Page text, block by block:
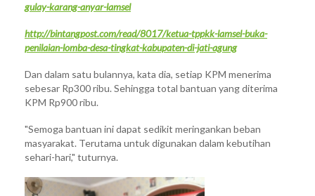
gulay-karang-anyar-lamsel
http://bintangpost.com/read/8017/ketua-tppkk-lamsel-buka-
penilaian-lomba-desa-tingkat-kabupaten-di-jati-agung
Dan dalam satu bulannya, kata dia, setiap KPM menerima
sebesar Rp300 ribu. Sehingga total bantuan yang diterima
KPM Rp900 ribu.
"Semoga bantuan ini dapat sedikit meringankan beban
masyarakat. Terutama untuk digunakan dalam kebutihan
sehari-hari," tuturnya.